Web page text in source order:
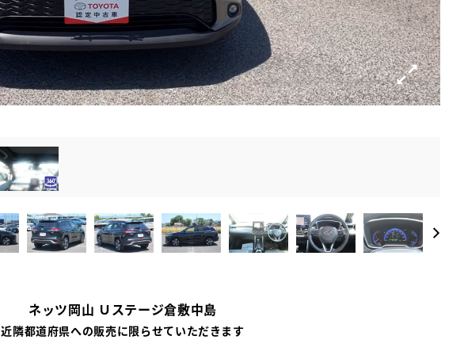
ネッツ岡山 Ｕステージ倉敷中島
近隣都道府県への販売に限らせていただきます